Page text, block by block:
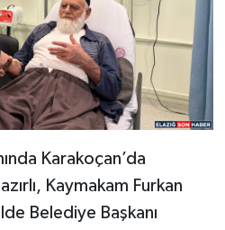
Karakoçan’da
Kaymakam Furkan
Belediye Başkanı